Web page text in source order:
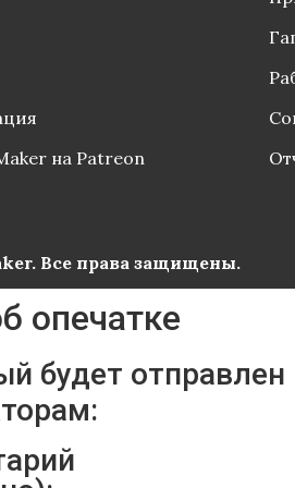
на Patreon
Все права защищены.
опечатке
будет отправлен